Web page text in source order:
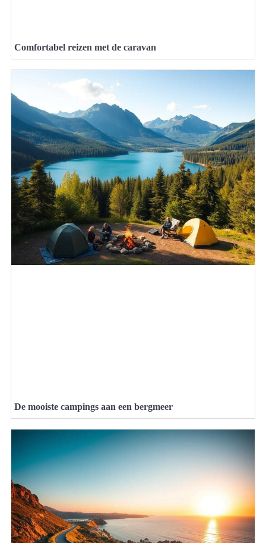
Comfortabel reizen met de caravan
De mooiste campings aan een bergmeer